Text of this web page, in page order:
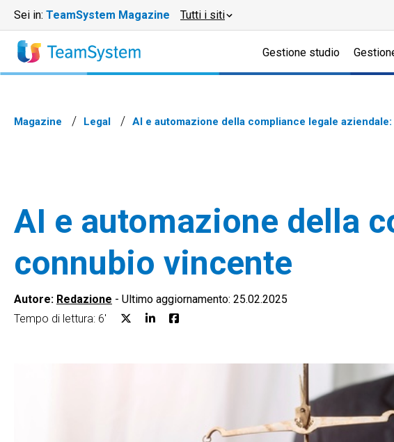
Sei in: TeamSystem Magazine Tutti i siti
Gestione studio
Magazine Legal AI e automazione della compliance legale
AI e automazione della
connubio vincente
Autore: Redazione - Ultimo aggiornamento: 25.02.2025
Tempo di lettura: 6'